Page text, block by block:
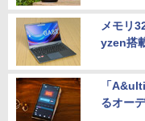
メモリ
yzen搭
「
るオー